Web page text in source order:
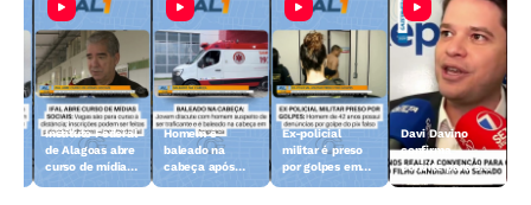
Instituto Federal
de Alagoas abre
curso de mídias
Homem é
baleado na
cabeça após
Ex-policial
militar é preso
por golpes em
Davi Davino
confirma
convite para ser
vice, mas